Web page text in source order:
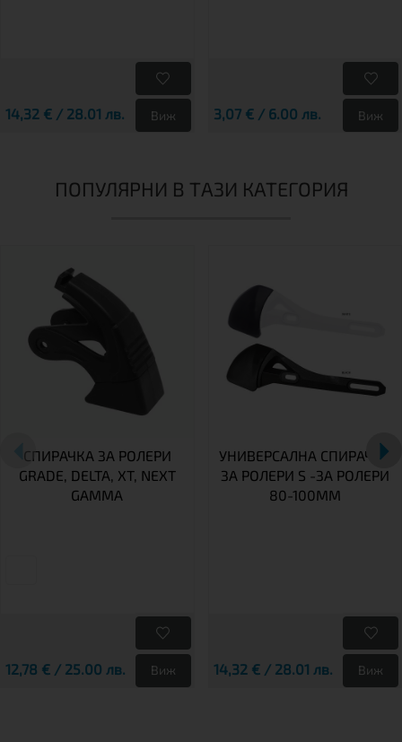
14,32 € / 28.01 лв. Виж 3,07 € / 6.00 лв. Виж
ПОПУЛЯРНИ В ТАЗИ КАТЕГОРИЯ
СПИРАЧКА ЗА РОЛЕРИ
GRADE, DELTA, XT, NEXT
GAMMA
12,78 € / 25.00 лв. Виж
УНИВЕРСАЛНА СПИРАЧКА
ЗА РОЛЕРИ S -ЗА РОЛЕРИ
80-100MM
14,32 € / 28.01 лв. Виж